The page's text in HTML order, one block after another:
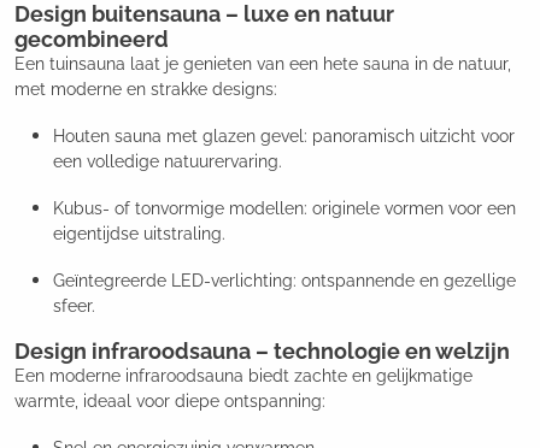
Design buitensauna – luxe en natuur
gecombineerd
Een tuinsauna laat je genieten van een hete sauna in de natuur,
met moderne en strakke designs:
Houten sauna met glazen gevel: panoramisch uitzicht voor
een volledige natuurervaring.
Kubus- of tonvormige modellen: originele vormen voor een
eigentijdse uitstraling.
Geïntegreerde LED-verlichting: ontspannende en gezellige
sfeer.
Design infraroodsauna – technologie en welzijn
Een moderne infraroodsauna biedt zachte en gelijkmatige
warmte, ideaal voor diepe ontspanning: